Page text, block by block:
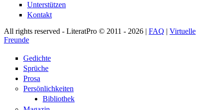
Unterstützen
Kontakt
All rights reserved - LiteratPro © 2011 - 2026 | FAQ | Virtuelle
Freunde
Gedichte
Sprüche
Prosa
Persönlichkeiten
Bibliothek